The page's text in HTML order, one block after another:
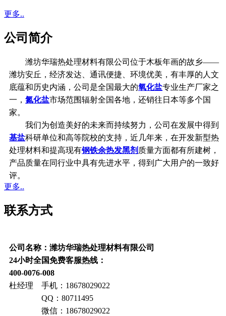
更多..
公司简介
潍坊华瑞热处理材料有限公司位于木板年画的故乡——
潍坊安丘，经济发达、通讯便捷、环境优美，有丰厚的人文
底蕴和历史内涵，公司是全国最大的氧化盐专业生产厂家之
一， 氮化盐市场范围辐射全国各地，还销往日本等多个国
家。
我们为创造美好的未来而持续努力，公司在发展中得到
基盐科研单位和高等院校的支持，近几年来，在开发新型热
处理材料和提高现有钢铁余热发黑剂 质量方面都有所建树，
产品质量在同行业中具有先进水平，得到广大用户的一致好
评。
更多..
联系方式
公司名称：潍坊华瑞热处理材料有限公司
24小时全国免费客服热线：
400-0076-008
杜经理 手机：18678029022
QQ：80711495
微信：18678029022